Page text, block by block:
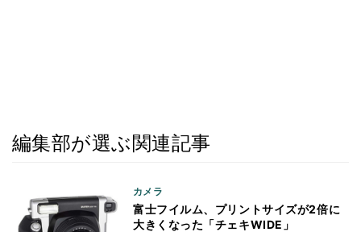
編集部が選ぶ関連記事
カメラ
富士フイルム、プリントサイズが2倍に
大きくなった「チェキWIDE」